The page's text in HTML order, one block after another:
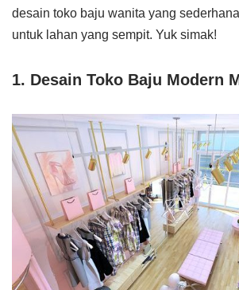
desain toko baju wanita yang
untuk lahan yang sempit. Yuk simak!
1. Desain Toko Baju Modern